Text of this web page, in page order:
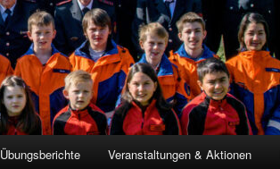
Übungsberichte Veranstaltungen & Aktionen